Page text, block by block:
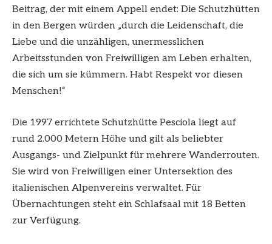
Beitrag, der mit einem Appell endet: Die Schutzhütten
in den Bergen würden „durch die Leidenschaft, die
Liebe und die unzähligen, unermesslichen
Arbeitsstunden von Freiwilligen am Leben erhalten,
die sich um sie kümmern. Habt Respekt vor diesen
Menschen!“
Die 1997 errichtete Schutzhütte Pesciola liegt auf
rund 2.000 Metern Höhe und gilt als beliebter
Ausgangs- und Zielpunkt für mehrere Wanderrouten.
Sie wird von Freiwilligen einer Untersektion des
italienischen Alpenvereins verwaltet. Für
Übernachtungen steht ein Schlafsaal mit 18 Betten
zur Verfügung.